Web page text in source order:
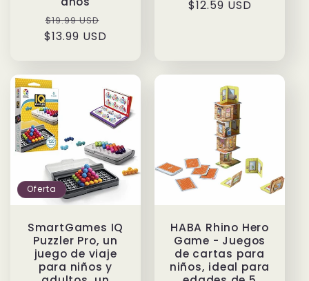
Precio
habitual
$19.99 USD
$13.99 USD
habitual
de
$12.59 USD
Oferta
SmartGames IQ
Puzzler Pro, un
juego de viaje
para niños y
HABA Rhino Hero
Game - Juegos
de cartas para
niños, ideal para